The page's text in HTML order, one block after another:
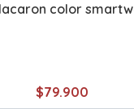
color
$79.900